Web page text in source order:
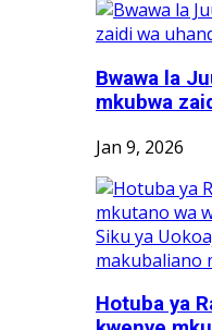
Bwawa la
mkubwa
Jan 9, 2026
Hotuba ya